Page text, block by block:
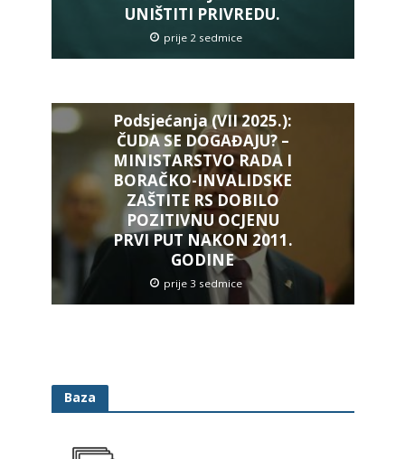
UNIŠTITI PRIVREDU.
prije 2 sedmice
Podsjećanja (VII 2025.):
ČUDA SE DOGAĐAJU? –
MINISTARSTVO RADA I
BORAČKO-INVALIDSKE
ZAŠTITE RS DOBILO
POZITIVNU OCJENU
PRVI PUT NAKON 2011.
GODINE
prije 3 sedmice
Baza